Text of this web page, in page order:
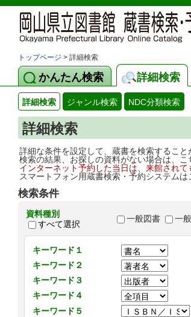
トップページ > 詳細検索
かんたん検索 詳細検索
詳細検索 ジャンル検索 NDC分類検索
詳細検索
詳細な条件を設定して、蔵書を検索すること
検索の結果、お探しの資料がない場合は、
インターネット予約した当日は、来館され
スマートフォン用蔵書検索・予約システムは
検索条件
資料種別
すべて選択
一般図書 一
キーワード１
キーワード２
キーワード３
キーワード４
キーワード５